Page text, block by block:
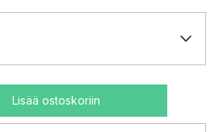
Lisää ostoskoriin